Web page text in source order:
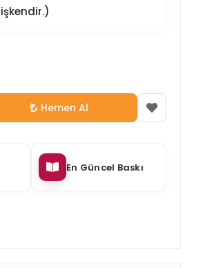
Hemen Al
En Güncel Baskı